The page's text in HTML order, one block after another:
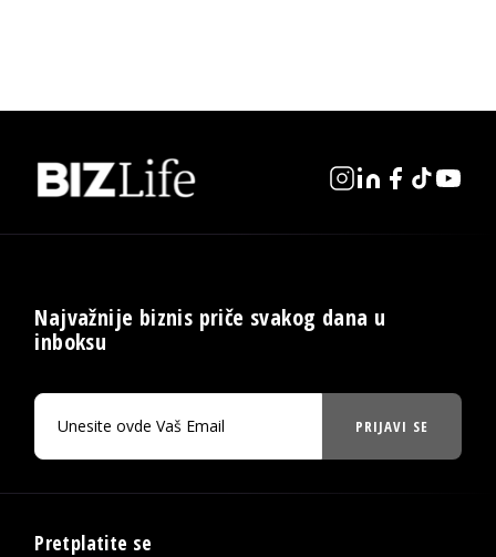
Najvažnije biznis priče svakog dana u
inboksu
PRIJAVI SE
Pretplatite se